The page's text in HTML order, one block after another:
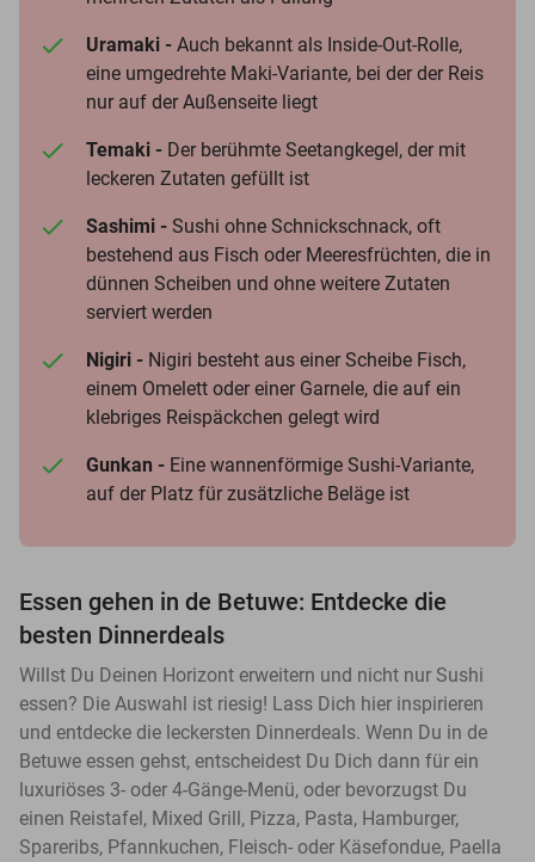
Uramaki - Auch bekannt als Inside-Out-Rolle,
eine umgedrehte Maki-Variante, bei der der Reis
nur auf der Außenseite liegt
Temaki - Der berühmte Seetangkegel, der mit
leckeren Zutaten gefüllt ist
Sashimi - Sushi ohne Schnickschnack, oft
bestehend aus Fisch oder Meeresfrüchten, die in
dünnen Scheiben und ohne weitere Zutaten
serviert werden
Nigiri - Nigiri besteht aus einer Scheibe Fisch,
einem Omelett oder einer Garnele, die auf ein
klebriges Reispäckchen gelegt wird
Gunkan - Eine wannenförmige Sushi-Variante,
auf der Platz für zusätzliche Beläge ist
Essen gehen in de Betuwe: Entdecke die
besten Dinnerdeals
Willst Du Deinen Horizont erweitern und nicht nur Sushi
essen? Die Auswahl ist riesig! Lass Dich hier inspirieren
und entdecke die leckersten Dinnerdeals. Wenn Du in de
Betuwe essen gehst, entscheidest Du Dich dann für ein
luxuriöses 3- oder 4-Gänge-Menü, oder bevorzugst Du
einen Reistafel, Mixed Grill, Pizza, Pasta, Hamburger,
Spareribs, Pfannkuchen, Fleisch- oder Käsefondue, Paella